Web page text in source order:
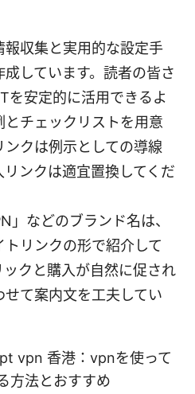
収集と実用的な設定手
しています。読者の皆さ
を安定的に活用できるよ
とチェックリストを用意
ンクは例示としての導線
ンクは適宜置換してくだ
」などのブランド名は、
リンクの形で紹介して
ックと購入が自然に促され
て案内文を工夫してい
vpn 香港：vpnを使って
方法とおすすめ